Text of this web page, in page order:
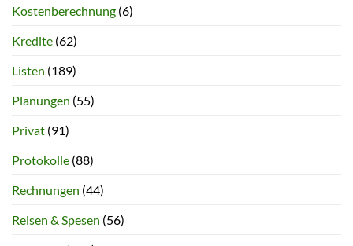
Kostenberechnung (6)
Kredite (62)
Listen (189)
Planungen (55)
Privat (91)
Protokolle (88)
Rechnungen (44)
Reisen & Spesen (56)